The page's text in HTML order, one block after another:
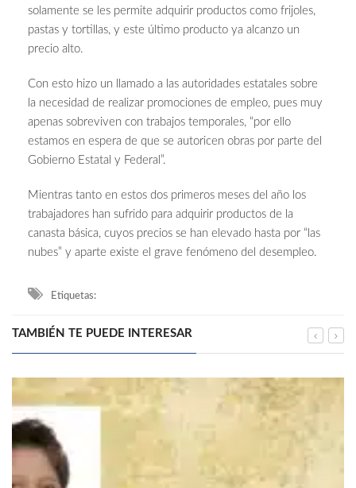
solamente se les permite adquirir productos como frijoles,
pastas y tortillas, y este último producto ya alcanzo un
precio alto.
Con esto hizo un llamado a las autoridades estatales sobre
la necesidad de realizar promociones de empleo, pues muy
apenas sobreviven con trabajos temporales, “por ello
estamos en espera de que se autoricen obras por parte del
Gobierno Estatal y Federal”.
Mientras tanto en estos dos primeros meses del año los
trabajadores han sufrido para adquirir productos de la
canasta básica, cuyos precios se han elevado hasta por “las
nubes” y aparte existe el grave fenómeno del desempleo.
Etiquetas:
TAMBIÉN TE PUEDE INTERESAR